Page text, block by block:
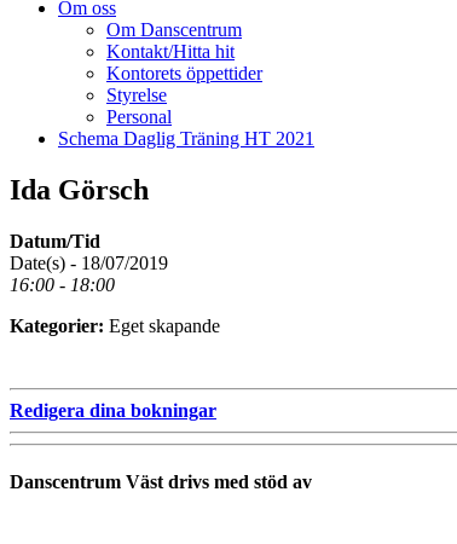
Om oss
Om Danscentrum
Kontakt/Hitta hit
Kontorets öppettider
Styrelse
Personal
Schema Daglig Träning HT 2021
Ida Görsch
Datum/Tid
Date(s) - 18/07/2019
16:00 - 18:00
Kategorier: Eget skapande
Redigera dina bokningar
Danscentrum Väst drivs med stöd av